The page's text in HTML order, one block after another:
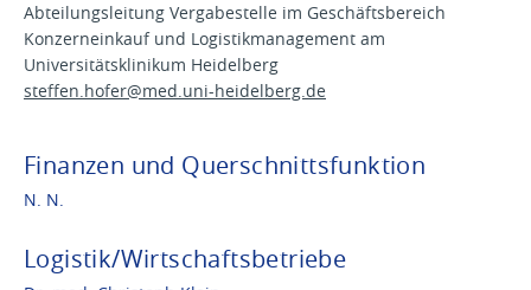
Abteilungsleitung Vergabestelle im Geschäftsbereich
Konzerneinkauf und Logistikmanagement am
Universitätsklinikum Heidelberg
steffen.hofer@med.uni-heidelberg.de
Finanzen und Querschnittsfunktion
N. N.
Logistik/Wirtschaftsbetriebe